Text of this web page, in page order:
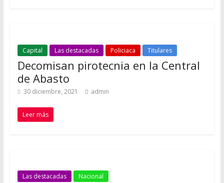
Capital Las destacadas Policiaca Titulares
Decomisan pirotecnia en la Central
de Abasto
30 diciembre, 2021 admin
Leer más
Las destacadas Nacional